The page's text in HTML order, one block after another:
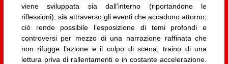
viene sviluppata sia dall’interno (riportandone le
riflessioni), sia attraverso gli eventi che accadono attorno;
ciò rende possibile l’esposizione di temi profondi e
controversi per mezzo di una narrazione raffinata che
non rifugge l’azione e il colpo di scena, traino di una
lettura priva di rallentamenti e in costante accelerazione.